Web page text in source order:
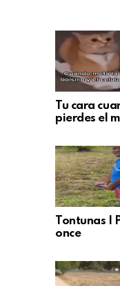
Tu cara
pierdes el
Tontunas |
once